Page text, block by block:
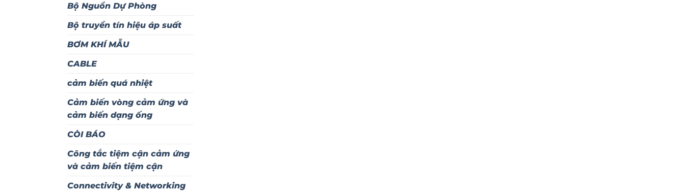
Bộ Nguồn Dự Phòng
Bộ truyền tín hiệu áp suất
BƠM KHÍ MẪU
CABLE
cảm biến quá nhiệt
Cảm biến vòng cảm ứng và
cảm biến dạng ống
CÒI BÁO
Công tắc tiệm cận cảm ứng
và cảm biến tiệm cận
Connectivity & Networking